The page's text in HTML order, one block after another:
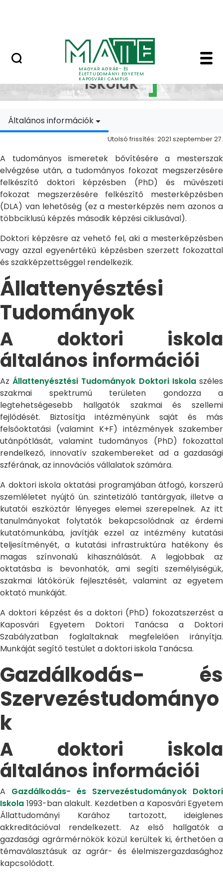
MAGYAR AGRÁR- ÉS
ÉLETTUDOMÁNYI EGYETEM
KAPOSVÁRI CAMPUS
Doktori Iskolák -
Doktori
Iskolák
Általános információk
Utolsó frissítés: 2021 szeptember 27.
A tudományos ismeretek bővítésére a mesterszak
elvégzése után, a tudományos fokozat megszerzésére
felkészítő doktori képzésben (PhD) és művészeti
fokozat megszerzésére felkészítő mesterképzésben
(DLA) van lehetőség (ez a mesterképzés nem azonos a
többciklusú képzés második képzési ciklusával).
Doktori képzésre az vehető fel, aki a mesterképzésben
vagy azzal egyenértékű képzésben szerzett fokozattal
és szakképzettséggel rendelkezik.
Állattenyésztési
Tudományok
A doktori iskola
általános információi
AzÁllattenyésztési Tudományok Doktori Iskolaszéles
szakmai spektrumú területen gondozza a
legtehetségesebb hallgatók szakmai és szellemi
fejlődését. Biztosítja intézményünk saját és más
felsőoktatási (valamint K+F) intézmények szakember
utánpótlását, valamint tudományos (PhD) fokozattal
rendelkező, innovatív szakembereket ad a gazdasági
szférának, az innovációs vállalatok számára.
A doktori iskola oktatási programjában átfogó, korszerű
szemléletet nyújtó ún. szintetizáló tantárgyak, illetve a
kutatói eszköztár lényeges elemei szerepelnek. Az itt
tanulmányokat folytatók bekapcsolódnak az érdemi
kutatómunkába, javítják ezzel az intézmény kutatási
teljesítményét, a kutatási infrastruktúra hatékony és
magas színvonalú kihasználását. A legjobbak az
oktatásba is bevonhatók, ami segíti személyiségük,
szakmai látókörük fejlesztését, valamint az egyetem
oktató munkáját.
A doktori képzést és a doktori (PhD) fokozatszerzést a
Kaposvári Egyetem Doktori Tanácsa a Doktori
Szabályzatban foglaltaknak megfelelően irányítja.
Munkáját segítő testület a doktori iskola Tanácsa.
Gazdálkodás- és
Szervezéstudományo
k
A doktori iskola
általános információi
A Gazdálkodás- és Szervezéstudományok Doktori
Iskola 1993-ban alakult. Kezdetben a Kaposvári Egyetem
Állattudományi Karához tartozott, ideiglenes
akkreditációval rendelkezett. Az első hallgatók a
gazdasági agrármérnökök közül kerültek ki, érthetően a
témaválasztásuk az agrár- és élelmiszergazdasághoz
kapcsolódott.